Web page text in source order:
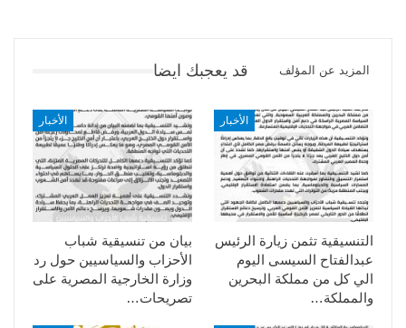
قد يعجبك ايضا المزيد عن المؤلف
الأخبار
بيان من تنسيقية شباب
الأحزاب والسياسيين حول رد
وزارة الخارجية المصرية على
تصريحات…
الأخبار
التنسيقية تثمن زيارة الرئيس
عبدالفتاح السيسى اليوم
الي كل من مملكة البحرين
والمملكة…